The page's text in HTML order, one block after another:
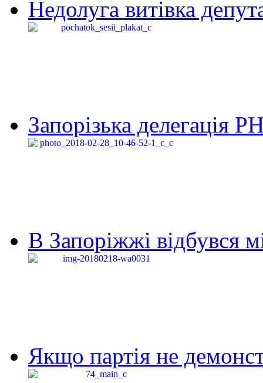
Недолуга витівка
Запорізька делегація
В Запоріжжі відбувся
Якщо партія не